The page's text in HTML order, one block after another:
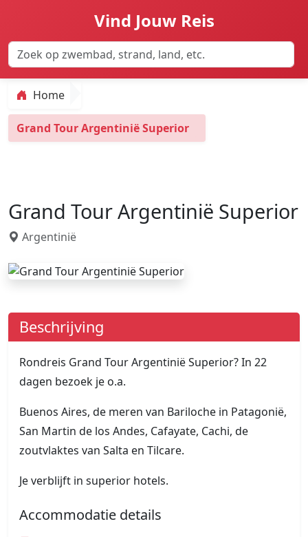
Vind Jouw Reis
Home
Grand Tour Argentinië Superior
Grand Tour Argentinië Superior
Argentinië
Beschrijving
Rondreis Grand Tour Argentinië Superior? In 22
dagen bezoek je o.a.
Buenos Aires, de meren van Bariloche in Patagonië,
San Martin de los Andes, Cafayate, Cachi, de
zoutvlaktes van Salta en Tilcare.
Je verblijft in superior hotels.
Accommodatie details